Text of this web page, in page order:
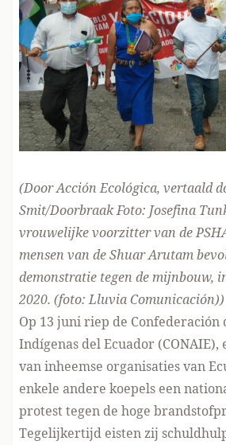
(Door Acción Ecológica, vertaald
Smit/Doorbraak Foto: Josefina
vrouwelijke voorzitter van de
mensen van de Shuar Arutam
demonstratie tegen de mijnbouw,
2020. (foto: Lluvia Comunicación))
Op 13 juni riep de Confederación
Indígenas del Ecuador (CONAIE),
van inheemse organisaties van
enkele andere koepels een
protest tegen de hoge
Tegelijkertijd eisten zij